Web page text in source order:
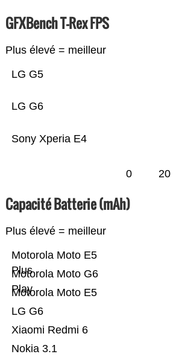
GFXBench T-Rex FPS
Plus élevé = meilleur
Sony Xperia E4
LG G6
LG G5
0 20
Capacité Batterie (mAh)
Plus élevé = meilleur
Nokia 3.1
Xiaomi Redmi 6
LG G6
Motorola Moto E5
Motorola Moto G6
Play
Motorola Moto E5
Plus